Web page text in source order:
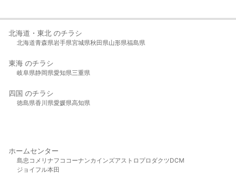
北海道・東北 のチラシ
北海道青森県岩手県宮城県秋田県山形県福島県
東海 のチラシ
岐阜県静岡県愛知県三重県
四国 のチラシ
徳島県香川県愛媛県高知県
ホームセンター
島忠 コメリ ナフコ コーナンカインズアストロプロダクツDCM
ジョイフル本田